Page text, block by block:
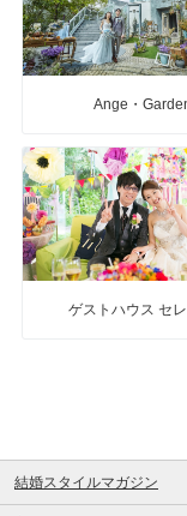
Ange・
ゲストハウス セ
結婚スタイルマガジン